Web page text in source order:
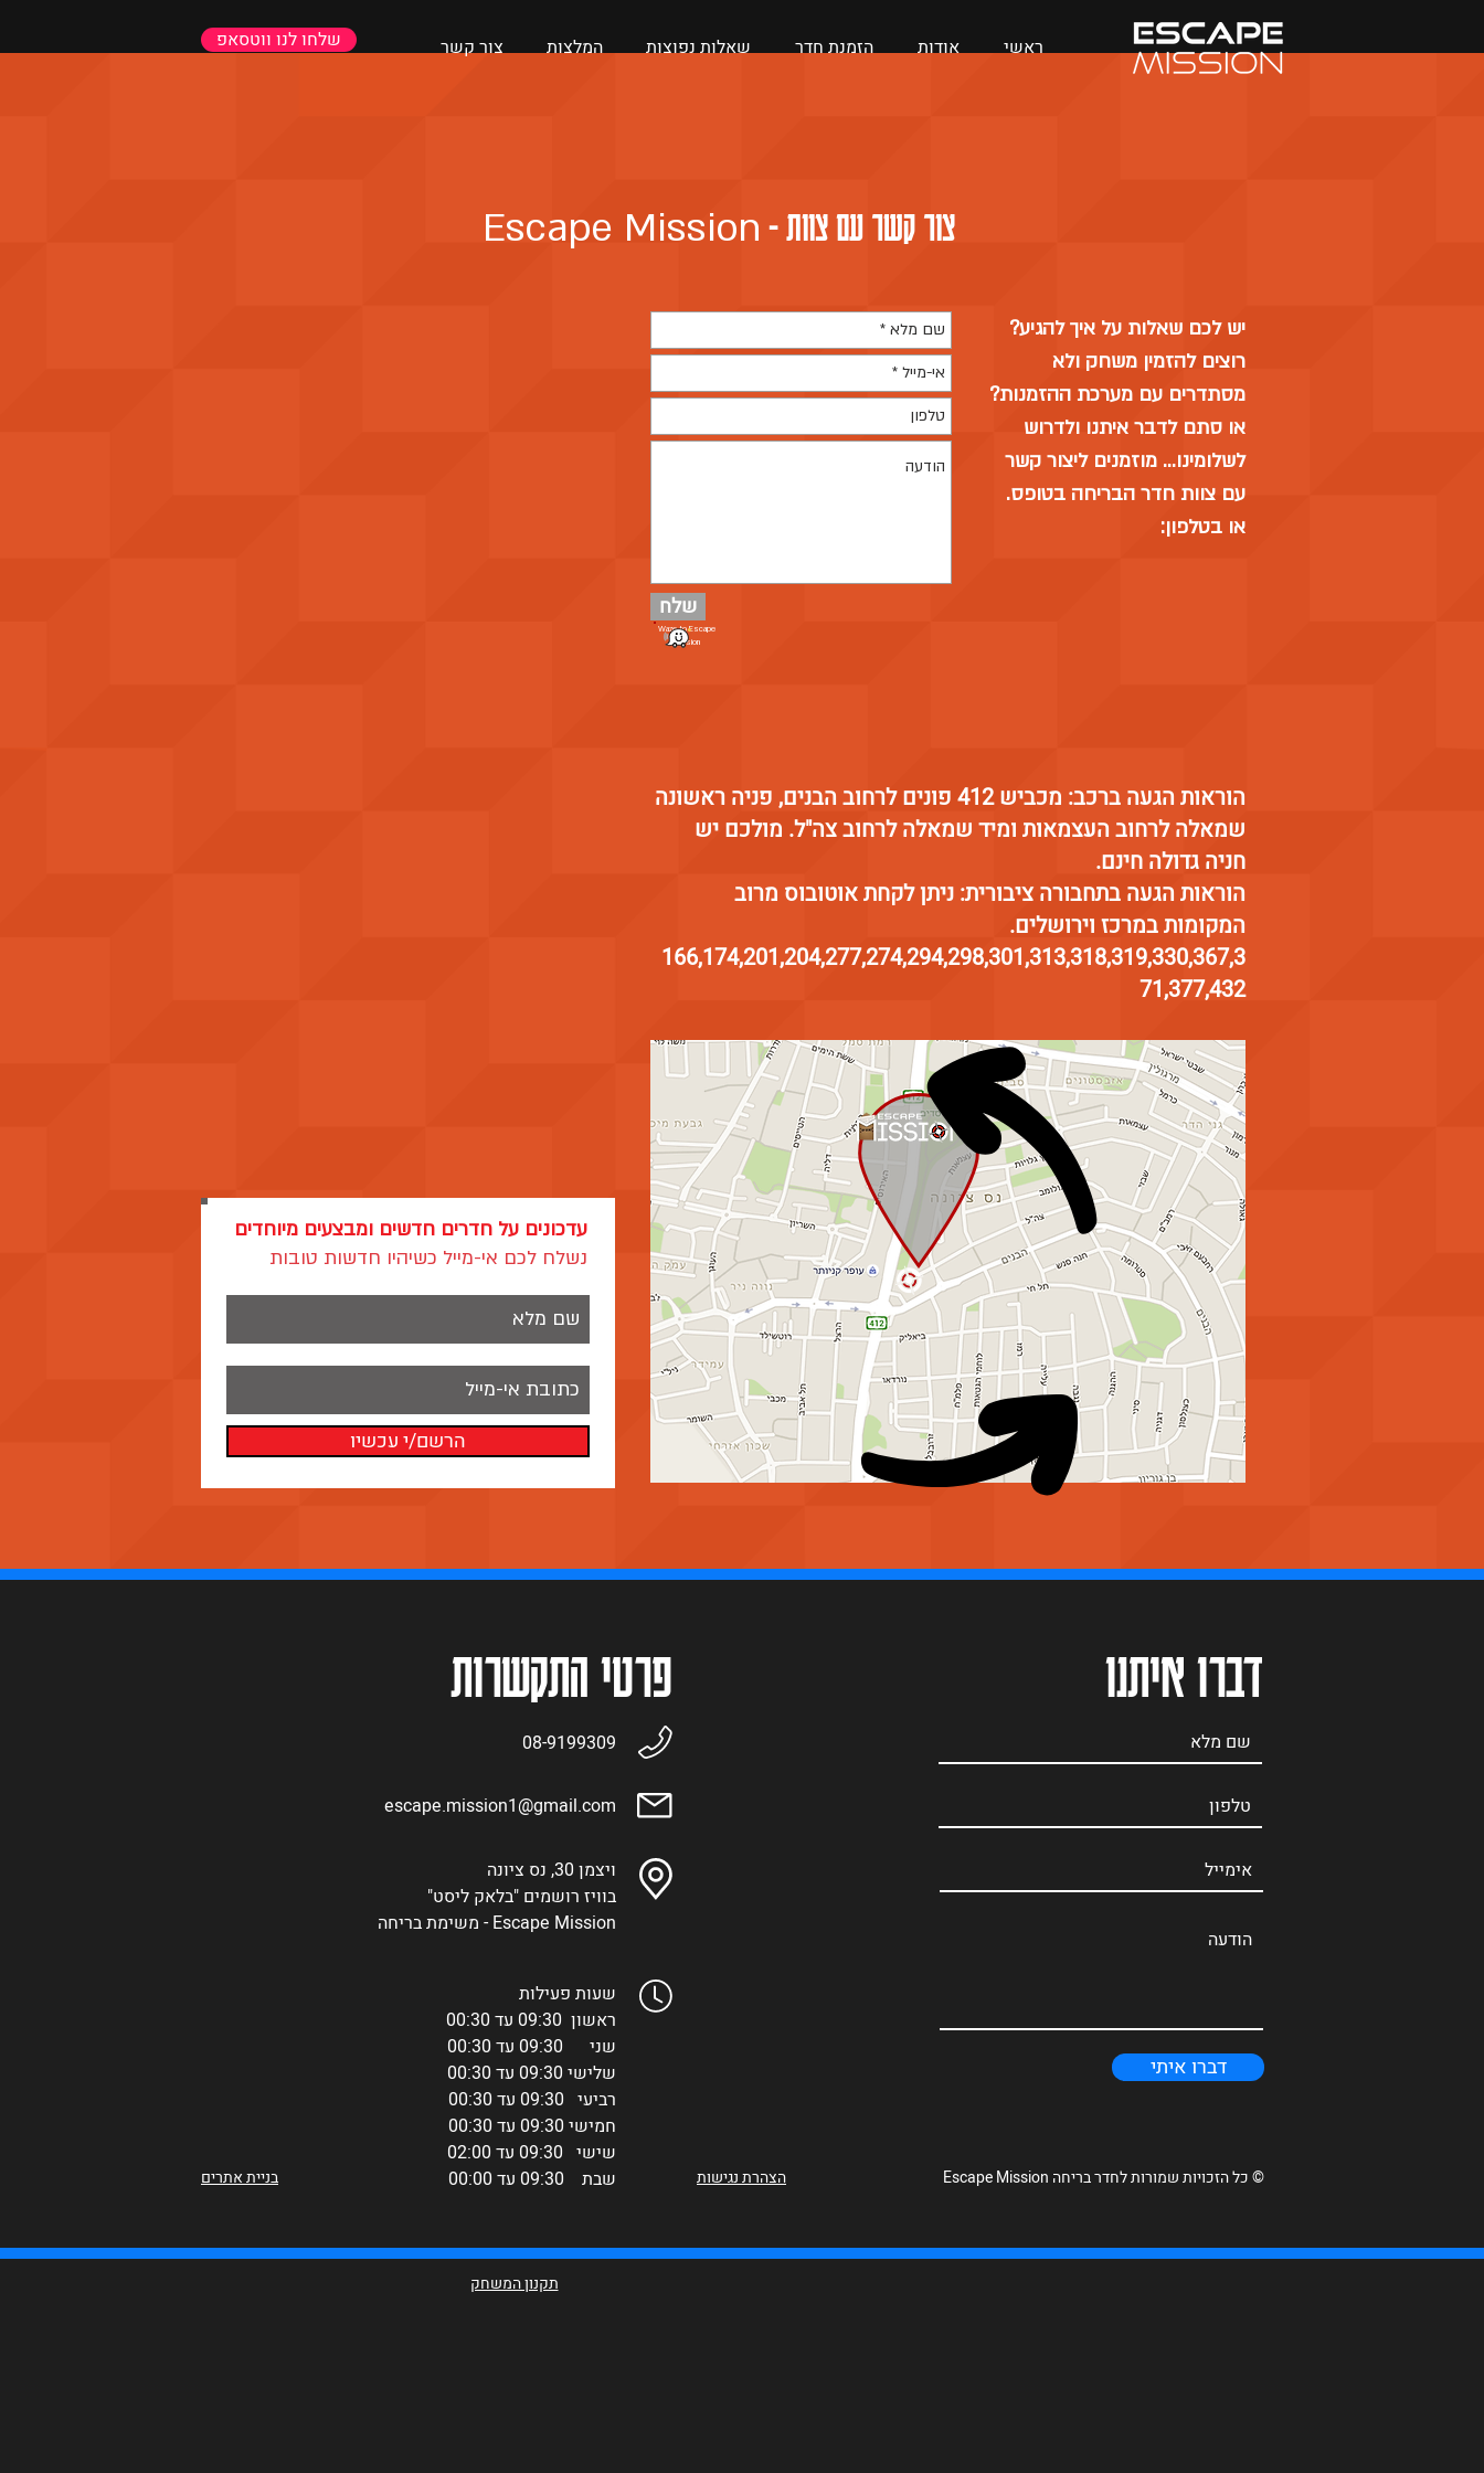
שלחו לנו ווטסאפ ראשי אודות הזמנת חדר שאלות נפוצות המלצות צור קשר
יש לכם שאלות על איך להגיע?
רוצים להזמין משחק ולא
מסתדרים עם מערכת ההזמנות?
או סתם לדבר איתנו ולדרוש
לשלומינו... מוזמנים ליצור קשר
עם צוות חדר הבריחה בטופס.
או בטלפון:
הוראות הגעה ברכב: מכביש 412 פונים לרחוב הבנים, פניה ראשונה
שמאלה לרחוב העצמאות ומיד שמאלה לרחוב צה"ל. מולכם יש
חניה גדולה חינם.
הוראות הגעה בתחבורה ציבורית: ניתן לקחת אוטובוס מרוב
המקומות במרכז וירושלים.
166,174,201,204,277,274,294,298,301,313,318,319,330,367,3
71,377,432
Waze to Escape
Mission
שלח
עדכונים על חדרים חדשים ומבצעים מיוחדים
נשלח לכם אי-מייל כשיהיו חדשות טובות
הרשם/י עכשיו
צור קשר עם צוות - Escape Mission
פרטי התקשרות
08-9199309
escape.mission1@gmail.com
ויצמן 30, נס ציונה
בוויז רושמים "בלאק ליסט"
Escape Mission - משימת בריחה
בניית אתרים הצהרת נגישות
דברו איתנו
דברו איתי
© כל הזכויות שמורות לחדר בריחה Escape Mission
שעות פעילות
ראשון 09:30 עד 00:30
שני 09:30 עד 00:30
שלישי 09:30 עד 00:30
רביעי 09:30 עד 00:30
חמישי 09:30 עד 00:30
שישי 09:30 עד 02:00
שבת 09:30 עד 00:00
תקנון המשחק